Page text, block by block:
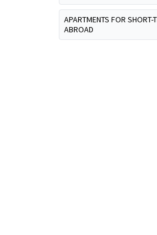
APARTMENTS FOR SHORT-
ABROAD